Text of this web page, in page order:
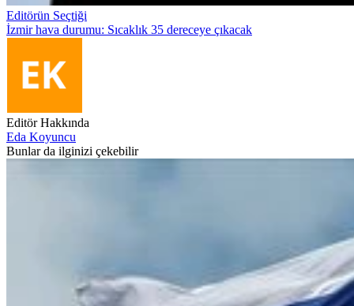
Editörün Seçtiği
İzmir hava durumu: Sıcaklık 35 dereceye çıkacak
Editör Hakkında
Eda Koyuncu
Bunlar da ilginizi çekebilir